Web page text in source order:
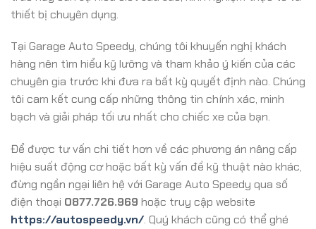
thiết bị chuyên dụng.
Tại Garage Auto Speedy, chúng tôi khuyến nghị khách
hàng nên tìm hiểu kỹ lưỡng và tham khảo ý kiến của các
chuyên gia trước khi đưa ra bất kỳ quyết định nào. Chúng
tôi cam kết cung cấp những thông tin chính xác, minh
bạch và giải pháp tối ưu nhất cho chiếc xe của bạn.
Để được tư vấn chi tiết hơn về các phương án nâng cấp
hiệu suất động cơ hoặc bất kỳ vấn đề kỹ thuật nào khác,
đừng ngần ngại liên hệ với Garage Auto Speedy qua số
điện thoại 0877.726.969 hoặc truy cập website
https://autospeedy.vn/. Quý khách cũng có thể ghé